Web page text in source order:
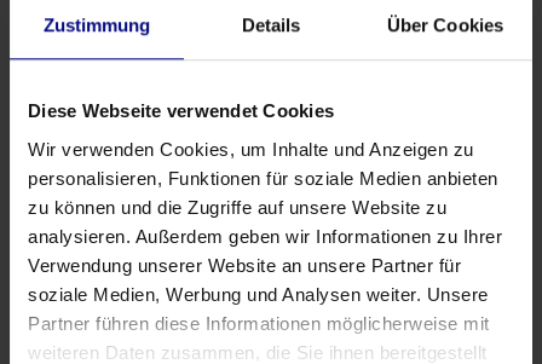
Zustimmung Details Über Cookies
Diese Webseite verwendet Cookies
Wir verwenden Cookies, um Inhalte und Anzeigen zu
personalisieren, Funktionen für soziale Medien anbieten
zu können und die Zugriffe auf unsere Website zu
analysieren. Außerdem geben wir Informationen zu Ihrer
Verwendung unserer Website an unsere Partner für
soziale Medien, Werbung und Analysen weiter. Unsere
Partner führen diese Informationen möglicherweise mit
weiteren Daten zusammen, die Sie ihnen bereitgestellt
Tags
Advertising Demo Download E-Commerce Education
Exhibition Microsoft Partnership Podcast Power BI
PR Qlik Sense SAP Tradeshow Web seminar